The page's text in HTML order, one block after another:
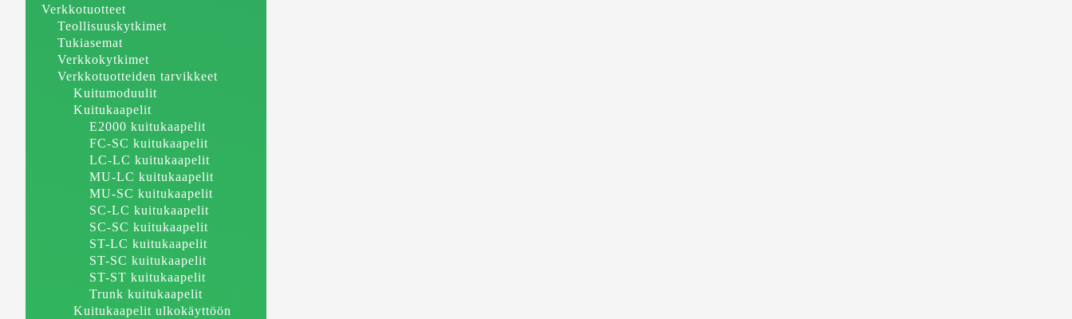
Verkkotuotteet
Teollisuuskytkimet
Tukiasemat
Verkkokytkimet
Verkkotuotteiden tarvikkeet
Kuitumoduulit
Kuitukaapelit
E2000 kuitukaapelit
FC-SC kuitukaapelit
LC-LC kuitukaapelit
MU-LC kuitukaapelit
MU-SC kuitukaapelit
SC-LC kuitukaapelit
SC-SC kuitukaapelit
ST-LC kuitukaapelit
ST-SC kuitukaapelit
ST-ST kuitukaapelit
Trunk kuitukaapelit
Kuitukaapelit ulkokäyttöön